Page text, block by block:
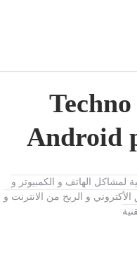
تكنو اندرويد Techno
Android
لمشاكل الهاتف و الكمبيوتر و
الأكتروني و الربح من الانترنت و